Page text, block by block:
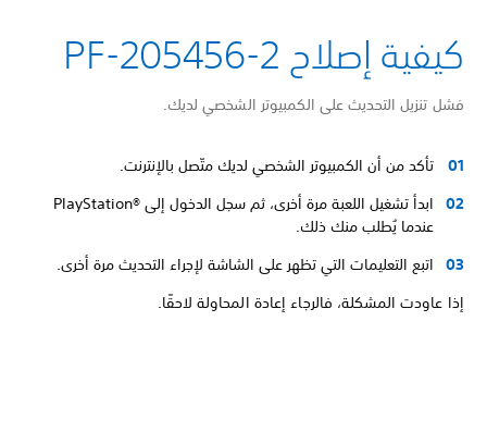
كيفية إصلاح PF-205456-2
فشل تنزيل التحديث على الكمبيوتر الشخصي لديك.
تأكد من أن الكمبيوتر الشخصي لديك متّصل بالإنترنت.
ابدأ تشغيل اللعبة مرة أخرى، ثم سجل الدخول إلى PlayStation®‎
عندما يُطلب منك ذلك.
اتبع التعليمات التي تظهر على الشاشة لإجراء التحديث مرة أخرى.
إذا عاودت المشكلة، فالرجاء إعادة المحاولة لاحقًا.